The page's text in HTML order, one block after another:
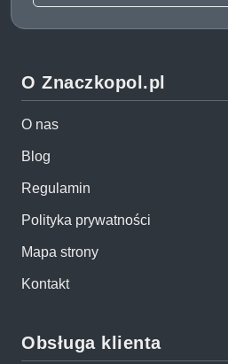
O Znaczkopol.pl
O nas
Blog
Regulamin
Polityka prywatności
Mapa strony
Kontakt
Obsługa klienta